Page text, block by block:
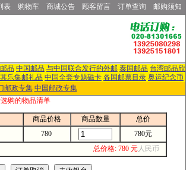
表 购物车 商城公告 顾客留言 订单查询 邮购须知
品 中国邮品 与中国联合发行的外邮 泰国邮品 台湾邮品欣
其乐集邮礼品 中国全套专题磁卡 各国邮票目录 奥运纪念币
邮政专集 中国邮政专集
购的物品清单
商品价格 商品数量
总价
780
780元
总价格: 780 元人民币